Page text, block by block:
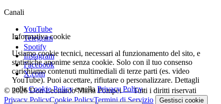
Canali
YouTube
Telegram
Spotify
Instagram
Facebook
X.com
© 2026 Don Leonardo Maria Pompei — Tutti i diritti riservati
Privacy PolicyCookie PolicyTermini di Servizio Gestisci cookie
Informativa cookie
Usiamo cookie tecnici, necessari al funzionamento del sito, e
statistiche anonime senza cookie. Solo con il tuo consenso
carichiamo contenuti multimediali di terze parti (es. video
YouTube). Puoi accettare, rifiutare o personalizzare. Dettagli
nellaCookie Policye nella Privacy Policy.